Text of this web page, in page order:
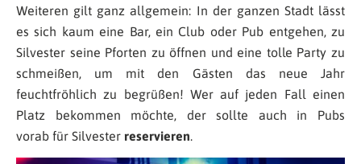
Weiteren gilt ganz allgemein: In der ganzen Stadt lässt
es sich kaum eine Bar, ein Club oder Pub entgehen, zu
Silvester seine Pforten zu öffnen und eine tolle Party zu
schmeißen, um mit den Gästen das neue Jahr
feuchtfröhlich zu begrüßen! Wer auf jeden Fall einen
Platz bekommen möchte, der sollte auch in Pubs
vorab für Silvester reservieren.